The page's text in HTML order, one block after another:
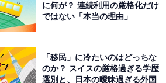
そもそも「エージェント契約」と
は？
に何が？ 連続利用の厳格化だけ
ではない「本当の理由」
「移民」に冷たいのはどっちな
のか？ スイスの厳格過ぎる学歴
選別と、日本の曖昧過ぎる外国